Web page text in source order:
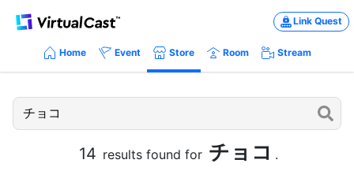
Link Quest
Home Event Store Room Stream
14 results found for チョコ .